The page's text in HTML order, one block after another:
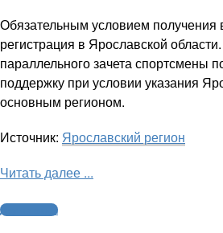
Обязательным условием получения
регистрация в Ярославской
параллельного зачета спортсмены
поддержку при условии указания
основным регионом.
Источник: Ярославский регион
Читать далее ...
Другие виды